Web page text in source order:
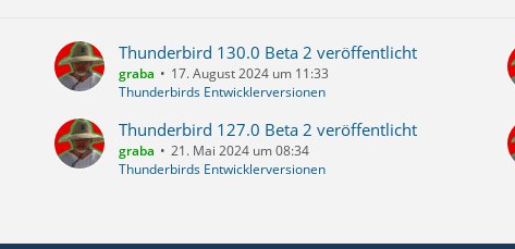
Thunderbird 130.0 Beta 2 veröffentlicht
graba
17. August 2024 um 11:33
Thunderbirds Entwicklerversionen
Thunderbird 127.0 Beta 2 veröffentlicht
graba
21. Mai 2024 um 08:34
Thunderbirds Entwicklerversionen